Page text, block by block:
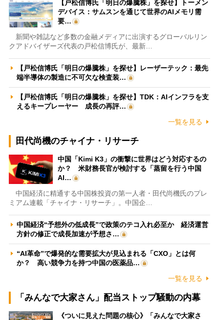
【戸松信博氏「明日の爆騰株」を探せ】トーメン
デバイス：サムスンを通じて世界のAIメモリ需
要…
新聞や雑誌など多数の金融メディアに出演するグローバルリン
クアドバイザーズ代表の戸松信博氏が、最新…
【戸松信博氏「明日の爆騰株」を探せ】レーザーテック：最先
端半導体の製造に不可欠な検査装…
【戸松信博氏「明日の爆騰株」を探せ】TDK：AIインフラを支
えるキープレーヤー 成長の再評…
一覧を見る
田代尚機のチャイナ・リサーチ
中国「Kimi K3」の衝撃に世界はどう対応するの
か？ 米財務長官が検討する「蒸留を行う中国
AI…
中国経済に精通する中国株投資の第一人者・田代尚機氏のプレ
ミアム連載「チャイナ・リサーチ」。中国企…
中国経済“予想外の低成長”で政策のテコ入れ必至か 経済運営
方針の修正で成長加速が予想さ…
“AI革命”で爆発的な需要拡大が見込まれる「CXO」とは何
か？ 高い競争力を持つ中国の医薬品…
一覧を見る
「みんなで大家さん」配当ストップ騒動の内幕
《ついに見えた問題の核心》「みんなで大家さ